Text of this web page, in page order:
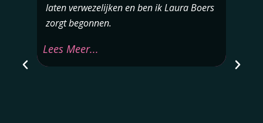
laten verwezelijken en ben ik Laura Boers
zorgt begonnen.
Lees Meer...